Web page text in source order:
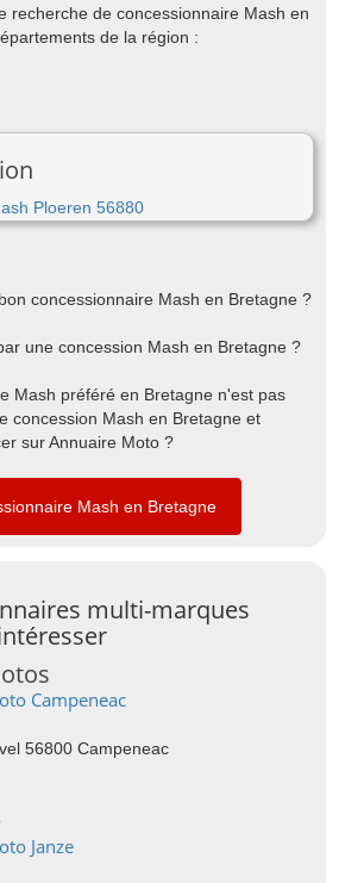
recherche de concessionnaire Mash en
de la région :
Ploeren 56880
concessionnaire Mash en Bretagne ?
une concession Mash en Bretagne ?
Mash préféré en Bretagne n'est pas
concession Mash en Bretagne et
sur Annuaire Moto ?
Mash en Bretagne
multi-marques
Campeneac
56800 Campeneac
Janze